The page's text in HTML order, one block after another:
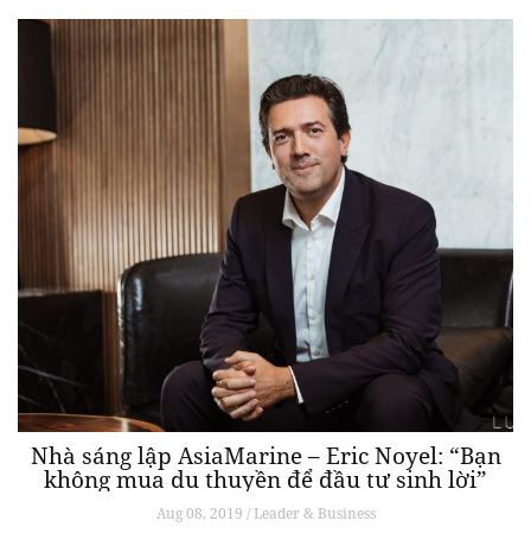
Nhà sáng lập AsiaMarine – Eric Noyel: “Bạn
không mua du thuyền để đầu tư sinh lời”
Aug 08, 2019 / Leader & Business